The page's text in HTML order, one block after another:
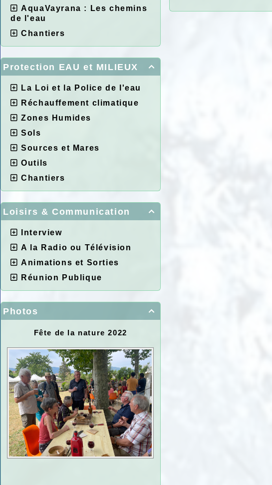
AquaVayrana : Les chemins
de l'eau
Chantiers

Protection EAU et MILIEUX
La Loi et la Police de l'eau
Réchauffement climatique
Zones Humides
Sols
Sources et Mares
Outils
Chantiers

Loisirs & Communication
Interview
A la Radio ou Télévision
Animations et Sorties
Réunion Publique

Photos
Fête de la nature 2022